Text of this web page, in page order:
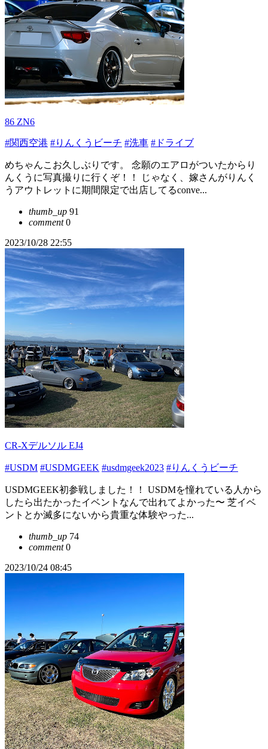
86 ZN6
#関西空港 #りんくうビーチ #洗車 #ドライブ
めちゃんこお久しぶりです。 念願のエアロがついたからり
んくうに写真撮りに行くぞ！！ じゃなく、嫁さんがりんく
うアウトレットに期間限定で出店してるconve...
thumb_up 91
comment0
2023/10/28 22:55
CR-Xデルソル EJ4
#USDM #USDMGEEK #usdmgeek2023 #りんくうビーチ
USDMGEEK初参戦しました！！ USDMを憧れている人から
したら出たかったイベントなんで出れてよかった〜 芝イベ
ントとか滅多にないから貴重な体験やった...
thumb_up 74
comment0
2023/10/24 08:45